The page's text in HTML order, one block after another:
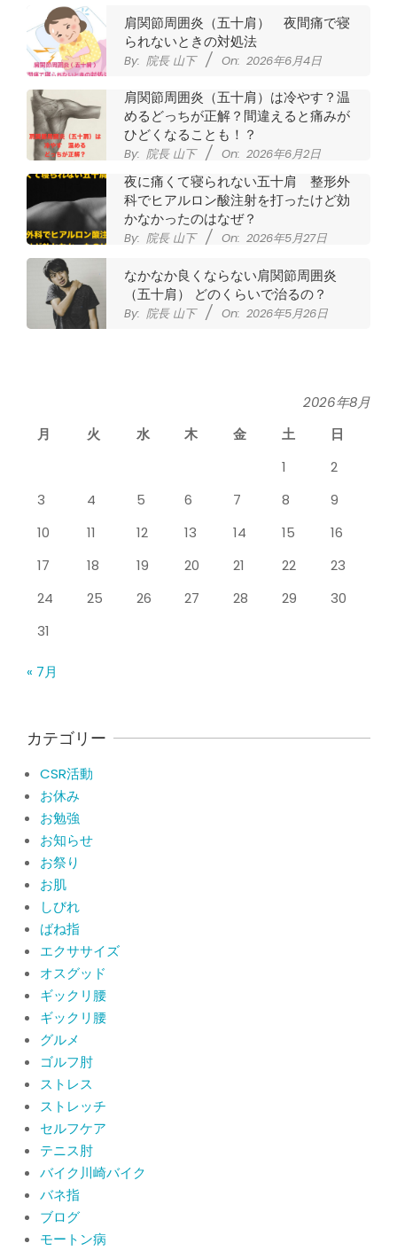
肩関節周囲炎（五十肩） 夜間痛で寝
られないときの対処法
By: 院長 山下 On: 2026年6月4日
肩関節周囲炎（五十肩）は冷やす？温
めるどっちが正解？間違えると痛みが
ひどくなることも！？
By: 院長 山下 On: 2026年6月2日
夜に痛くて寝られない五十肩 整形外
科でヒアルロン酸注射を打ったけど効
かなかったのはなぜ？
By: 院長 山下 On: 2026年5月27日
なかなか良くならない肩関節周囲炎
（五十肩） どのくらいで治るの？
By: 院長 山下 On: 2026年5月26日
2026年5月25日
整形外科で水を抜きヒアルロン酸注射
By: 院長 山下 On: 2026年5月23日
痛い！膝蓋靭帯炎（ジャンパー膝）に
By: 院長 山下 On: 2026年5月23日
ジャンプやダッシュで膝のお皿の下が
By: 院長 山下 On: 2026年7月11日
2026年8月
月
火 水 木 金 土
日
1
2
3
4 5 6 7 8
9
10
11 12 13 14 15
16
17
18 19 20 21 22
23
24
25 26 27 28 29
30
31
« 7月
カテゴリー
CSR活動
お休み
お勉強
お知らせ
お祭り
お肌
しびれ
ばね指
エクササイズ
オスグッド
ギックリ腰
ギックリ腰
グルメ
ゴルフ肘
ストレス
ストレッチ
セルフケア
テニス肘
バイク川崎バイク
バネ指
ブログ
モートン病